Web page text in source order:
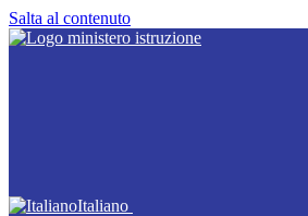
Salta al contenuto
Italiano